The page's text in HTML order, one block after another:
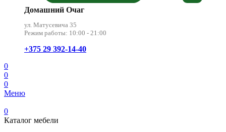
Домашний Очаг
ул. Матусевича 35
Режим работы: 10:00 - 21:00
+375 29 392-14-40
0
0
0
Меню
0
Каталог мебели